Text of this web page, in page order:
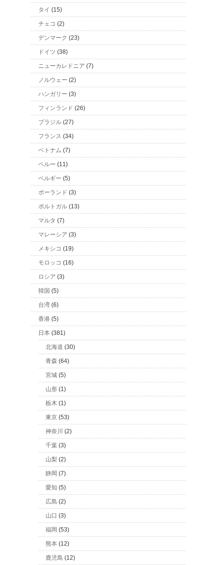
タイ (15)
チェコ (2)
デンマーク (23)
ドイツ (38)
ニューカレドニア (7)
ノルウェー (2)
ハンガリー (3)
フィンランド (26)
ブラジル (27)
フランス (34)
ベトナム (7)
ペルー (11)
ベルギー (5)
ポーランド (3)
ポルトガル (13)
マルタ (7)
マレーシア (3)
メキシコ (19)
モロッコ (16)
ロシア (3)
韓国 (5)
台湾 (6)
香港 (5)
日本 (381)
北海道 (30)
青森 (64)
宮城 (5)
山形 (1)
栃木 (1)
東京 (53)
神奈川 (2)
千葉 (3)
山梨 (2)
静岡 (7)
愛知 (5)
広島 (2)
山口 (3)
福岡 (53)
熊本 (12)
鹿児島 (12)